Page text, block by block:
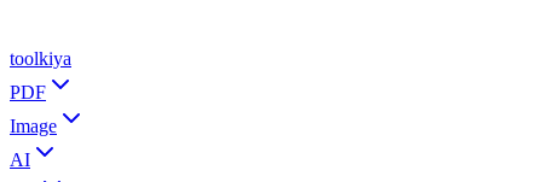
toolkiya
PDF
Image
AI